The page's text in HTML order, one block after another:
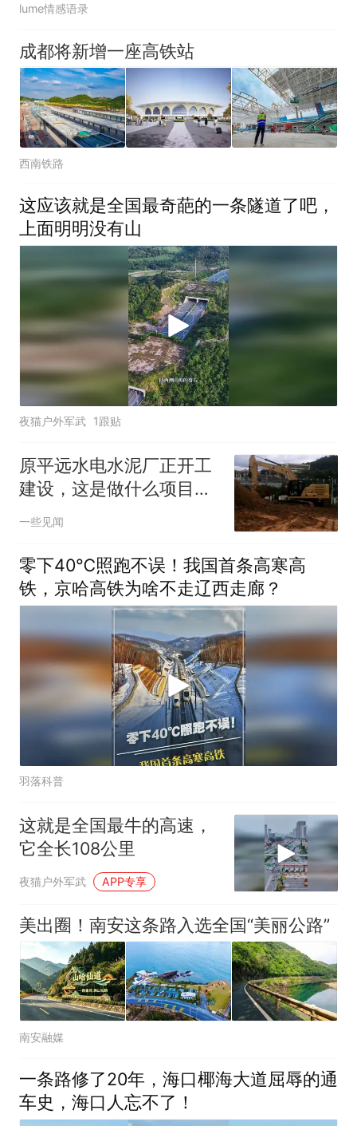
lume情感语录
成都将新增一座高铁站
西南铁路
这应该就是全国最奇葩的一条隧道了吧，
上面明明没有山
夜猫户外军武 1跟贴
原平远水电水泥厂正开工
建设，这是做什么项目
呢？
一些见闻
零下40℃照跑不误！我国首条高寒高
铁，京哈高铁为啥不走辽西走廊？
羽落科普
这就是全国最牛的高速，
它全长108公里
夜猫户外军武 APP专享
美出圈！南安这条路入选全国“美丽公路”
南安融媒
一条路修了20年，海口椰海大道屈辱的通
车史，海口人忘不了！